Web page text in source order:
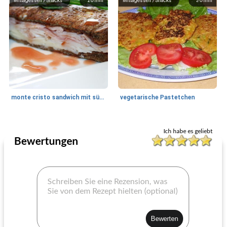
monte cristo sandwich mit süßer senfsauce vegetarische Pastetchen
blt "s außergewöhnlich
Ich habe es geliebt
Bewertungen